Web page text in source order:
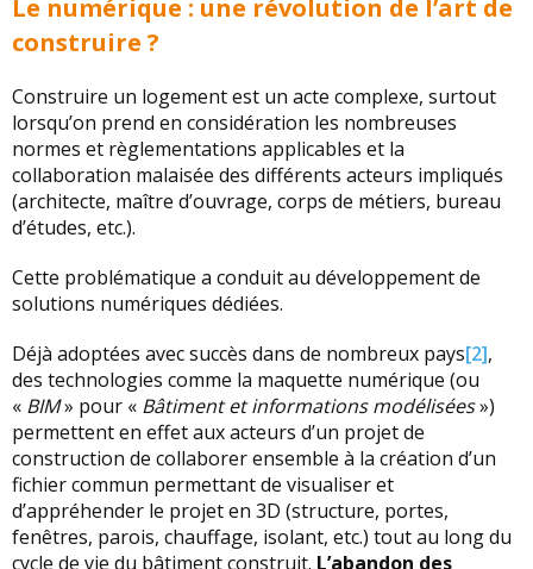
Le numérique : une révolution de l’art de
construire ?
Construire un logement est un acte complexe, surtout
lorsqu’on prend en considération les nombreuses
normes et règlementations applicables et la
collaboration malaisée des différents acteurs impliqués
(architecte, maître d’ouvrage, corps de métiers, bureau
d’études, etc.).
Cette problématique a conduit au développement de
solutions numériques dédiées.
Déjà adoptées avec succès dans de nombreux pays[2],
des technologies comme la maquette numérique (ou
« BIM» pour « Bâtiment et informations modélisées»)
permettent en effet aux acteurs d’un projet de
construction de collaborer ensemble à la création d’un
fichier commun permettant de visualiser et
d’appréhender le projet en 3D (structure, portes,
fenêtres, parois, chauffage, isolant, etc.) tout au long du
cycle de vie du bâtiment construit. L’abandon des